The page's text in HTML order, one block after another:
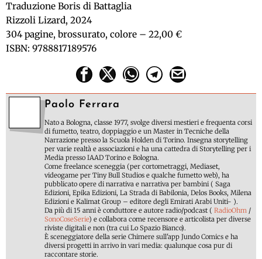
Traduzione Boris di Battaglia
Rizzoli Lizard, 2024
304 pagine, brossurato, colore – 22,00 €
ISBN: 9788817189576
Paolo Ferrara
Nato a Bologna, classe 1977, svolge diversi mestieri e frequenta corsi
di fumetto, teatro, doppiaggio e un Master in Tecniche della
Narrazione presso la Scuola Holden di Torino. Insegna storytelling
per varie realtà e associazioni e ha una cattedra di Storytelling per i
Media presso IAAD Torino e Bologna.
Come freelance sceneggia (per cortometraggi, Mediaset,
videogame per Tiny Bull Studios e qualche fumetto web), ha
pubblicato opere di narrativa e narrativa per bambini ( Saga
Edizioni, Epika Edizioni, La Strada di Babilonia, Delos Books, Milena
Edizioni e Kalimat Group – editore degli Emirati Arabi Uniti- ).
Da più di 15 anni è conduttore e autore radio/podcast ( RadioOhm /
SonoCoseSerie) e collabora come recensore e articolista per diverse
riviste digitali e non (tra cui Lo Spazio Bianco).
È sceneggiatore della serie Chimere sull'app Jundo Comics e ha
diversi progetti in arrivo in vari media: qualunque cosa pur di
raccontare storie.